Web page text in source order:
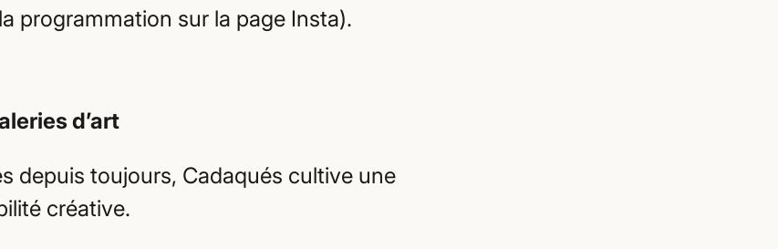
programmation sur la page Insta).
d’art
depuis toujours, Cadaqués cultive une
créative.